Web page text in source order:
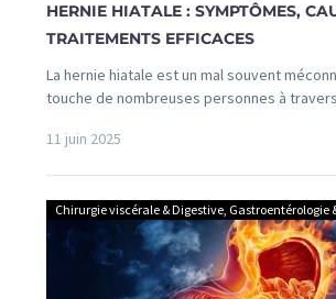
HERNIE HIATALE : SYMPTÔMES,
TRAITEMENTS EFFICACES
La hernie hiatale est un mal souvent
touche de nombreuses personnes à
11 juin 2025
Chirurgie viscérale & Digestive Gastroentérologie